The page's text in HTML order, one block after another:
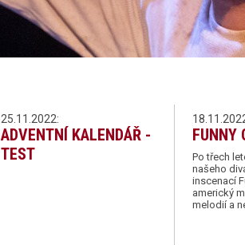
25.11.2022:
ADVENTNÍ KALENDÁŘ -
TEST
FUNNY
Po třech
našeho
inscenací
americký
melodií a